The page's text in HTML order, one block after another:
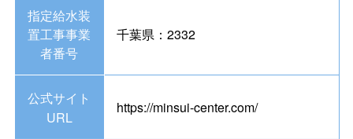
指定給水装
置工事事業
者番号
千葉県：2332
公式サイト
URL
https://minsui-center.com/